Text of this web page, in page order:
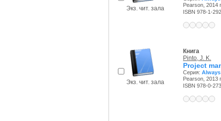
Экз. чит. зала
Pearson, 2014
ISBN 978-1-
Экз. чит. зала
Книга
Pinto, J. K.
Project
Серия:
Pearson, 2013
ISBN 978-0-